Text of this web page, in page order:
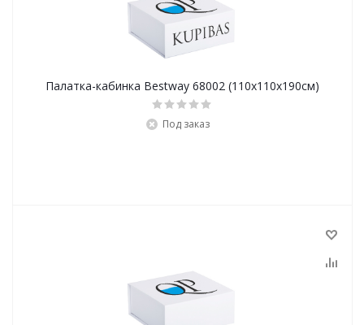
Палатка-кабинка Bestway 68002 (110х110х190см)
Под заказ